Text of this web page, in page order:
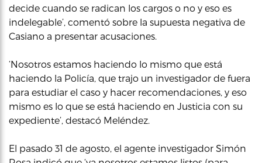
decide cuando se radican los cargos o no y eso es
indelegable’, comentó sobre la supuesta negativa de
Casiano a presentar acusaciones.
‘Nosotros estamos haciendo lo mismo que está
haciendo la Policía, que trajo un investigador de fuera
para estudiar el caso y hacer recomendaciones, y eso
mismo es lo que se está haciendo en Justicia con su
expediente’, destacó Meléndez.
El pasado 31 de agosto, el agente investigador Simón